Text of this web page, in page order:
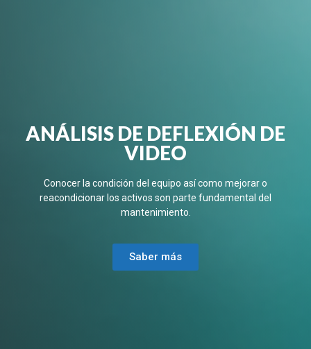
ANÁLISIS DE DEFLEXIÓN DE
VIDEO
Conocer la condición del equipo así como mejorar o
reacondicionar los activos son parte fundamental del
mantenimiento.
Saber más